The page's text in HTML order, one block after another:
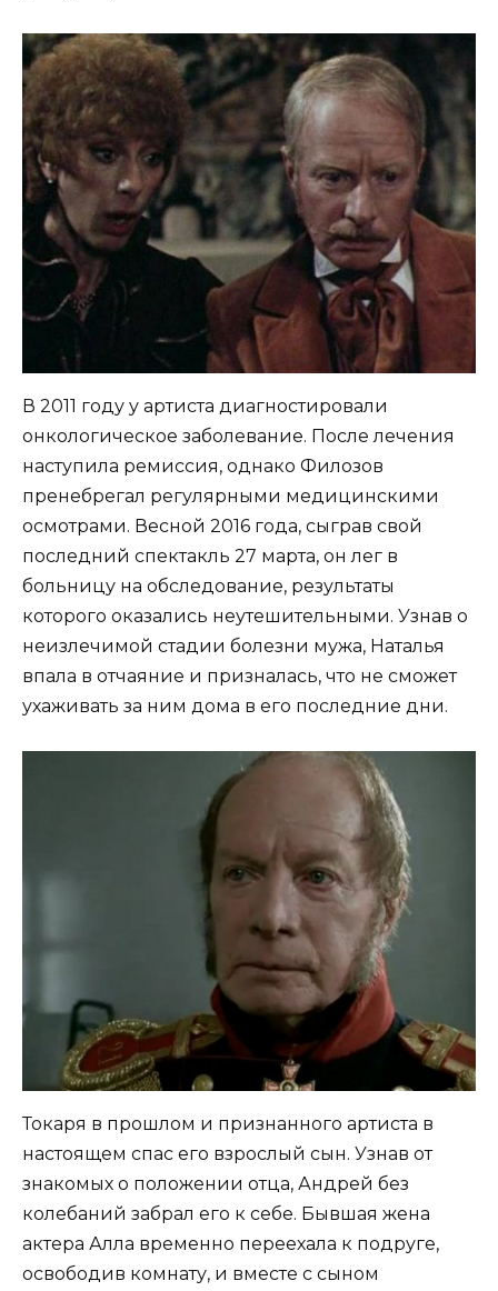
В 2011 году у артиста диагностировали
онкологическое заболевание. После лечения
наступила ремиссия, однако Филозов
пренебрегал регулярными медицинскими
осмотрами. Весной 2016 года, сыграв свой
последний спектакль 27 марта, он лег в
больницу на обследование, результаты
которого оказались неутешительными. Узнав о
неизлечимой стадии болезни мужа, Наталья
впала в отчаяние и призналась, что не сможет
ухаживать за ним дома в его последние дни.
Токаря в прошлом и признанного артиста в
настоящем спас его взрослый сын. Узнав от
знакомых о положении отца, Андрей без
колебаний забрал его к себе. Бывшая жена
актера Алла временно переехала к подруге,
освободив комнату, и вместе с сыном